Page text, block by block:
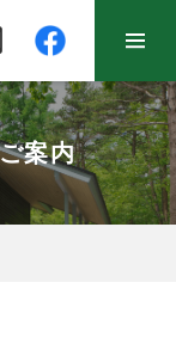
案内